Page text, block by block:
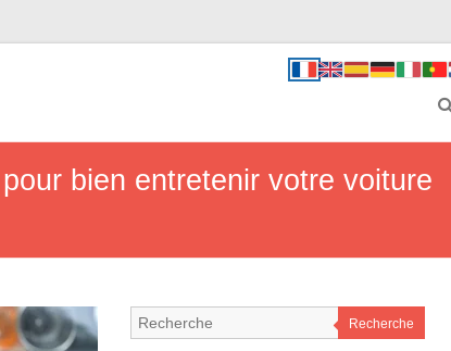
bien entretenir votre voiture
Recherche